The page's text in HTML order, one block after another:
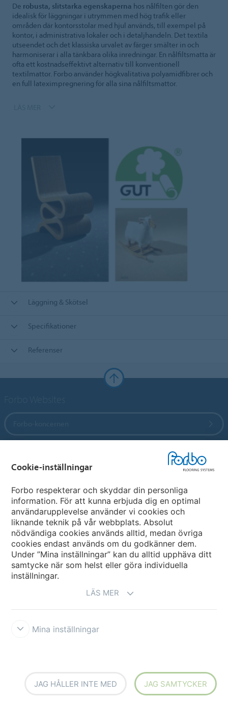
De robusta, slitstarka egenskaperna hos nålfilten gör den
idealisk för läggningar i utrymmen med hög trafik eller
områden där kontorsstolar med hjul används, till exempel på
kontor, i administrativa lokaler och i detaljhandeln. Det textila
utseendet och det klassiska urvalet av färger smälter in och
harmoniserar i alla tänkbara olika inredningar. En nålfiltsmatta är
ofta ett kostnadseffektivt alternativ till konventionell
textilmattor. Forbo använder högkvalitativa polyamidfibrer och
en full lateximpregnering för alla sina nålfiltsmattor.
Läggning & Skötsel
Specifikationer
Referenser
Välj land
Välj ditt land
Cookie-inställningar
Forbo respekterar och skyddar din personliga
information. För att kunna erbjuda dig en optimal
användarupplevelse använder vi cookies och
liknande teknik på vår webbplats. Absolut
nödvändiga cookies används alltid, medan övriga
cookies endast används om du godkänner dem.
Under ”Mina inställningar” kan du alltid upphäva ditt
samtycke när som helst eller göra individuella
inställningar.
LÄS MER
Mina inställningar
JAG HÅLLER INTE MED JAG SAMTYCKER